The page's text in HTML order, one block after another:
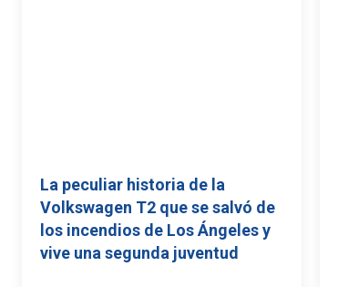
La peculiar historia de la
Volkswagen T2 que se salvó de
los incendios de Los Ángeles y
vive una segunda juventud